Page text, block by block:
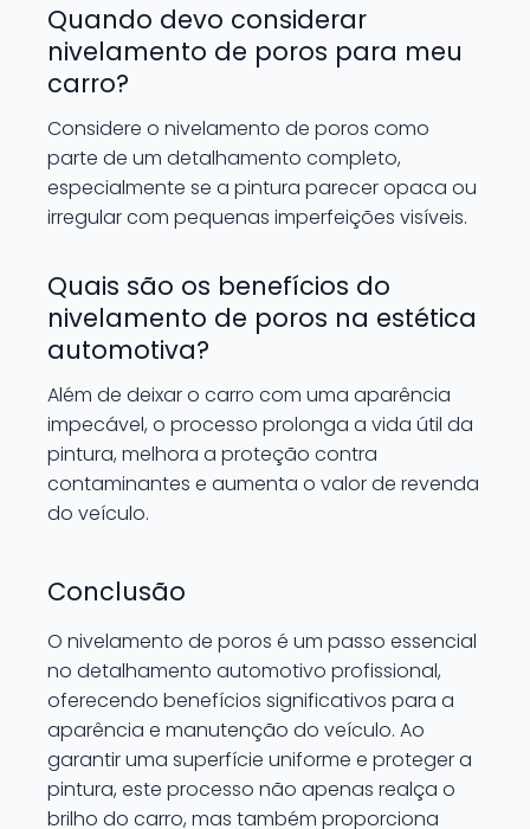
Quando devo considerar
nivelamento de poros para meu
carro?
Considere o nivelamento de poros como
parte de um detalhamento completo,
especialmente se a pintura parecer opaca ou
irregular com pequenas imperfeições visíveis.
Quais são os benefícios do
nivelamento de poros na estética
automotiva?
Além de deixar o carro com uma aparência
impecável, o processo prolonga a vida útil da
pintura, melhora a proteção contra
contaminantes e aumenta o valor de revenda
do veículo.
Conclusão
O nivelamento de poros é um passo essencial
no detalhamento automotivo profissional,
oferecendo benefícios significativos para a
aparência e manutenção do veículo. Ao
garantir uma superfície uniforme e proteger a
pintura, este processo não apenas realça o
brilho do carro, mas também proporciona